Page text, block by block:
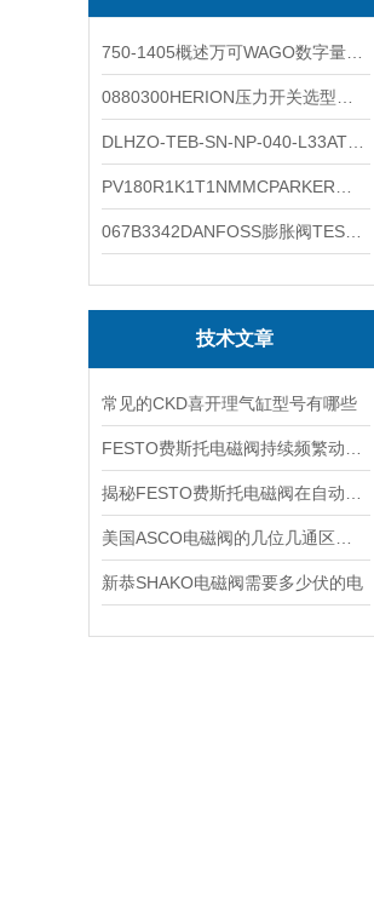
技术文章
常见的CKD喜开理气缸型号有哪些
新恭SHAKO电磁阀需要多少伏的电